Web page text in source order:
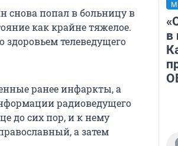
снова попал в больницу в
как крайне тяжелое.
телеведущего
ранее инфаркты, а
радиоведущего
до сих пор, и к нему
а затем
в